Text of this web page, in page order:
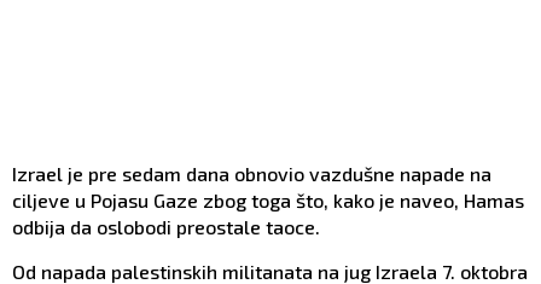
Izrael je pre sedam dana obnovio vazdušne napade na
ciljeve u Pojasu Gaze zbog toga što, kako je naveo, Hamas
odbija da oslobodi preostale taoce.
Od napada palestinskih militanata na jug Izraela 7. oktobra